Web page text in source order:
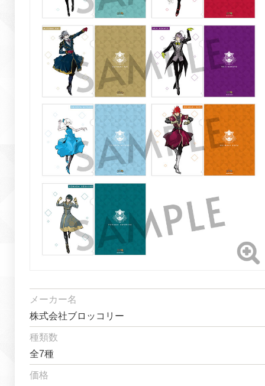
メーカー名
株式会社ブロッコリー
種類数
全7種
価格